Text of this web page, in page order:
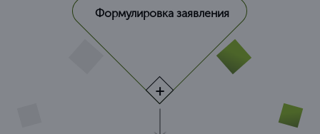
Формулировка заявления